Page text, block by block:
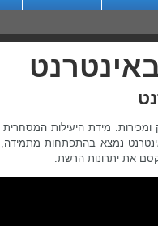
ומכירות. מידת היעילות
נמצא בהתפתחות מתמידה,
את יתרונות הרשת.